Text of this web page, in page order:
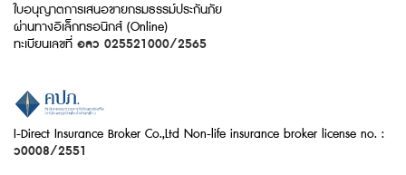
ใบอนุญาตการเสนอขายกรมธรรม์ประกันภัย
ผ่านทางอิเล็กทรอนิกส์ (Online)
ทะเบียนเลขที่ อลว 025521000/2565
I-Direct Insurance Broker Co.,Ltd Non-life insurance broker license no. :
ว0008/2551